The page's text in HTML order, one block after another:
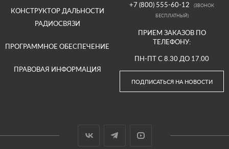
КОНСТРУКТОР ДАЛЬНОСТИ
РАДИОСВЯЗИ
ПРОГРАММНОЕ ОБЕСПЕЧЕНИЕ
ПРАВОВАЯ ИНФОРМАЦИЯ
+7 (800) 555-60-12
(ЗВОНОК
БЕСПЛАТНЫЙ)
ПРИЕМ ЗАКАЗОВ ПО
ТЕЛЕФОНУ:
ПН-ПТ С 8.30 ДО 17.00
ПОДПИСАТЬСЯ НА НОВОСТИ